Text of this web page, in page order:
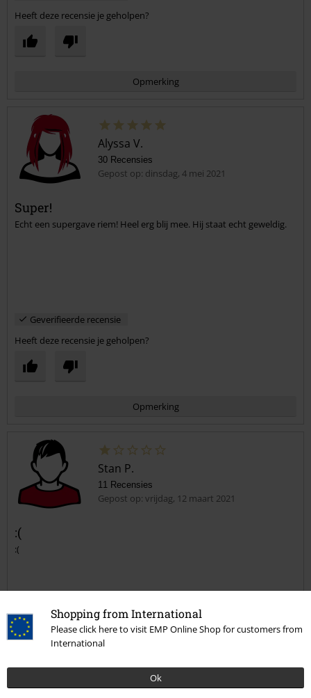
Shopping from International
Please click here to visit EMP Online Shop for customers from
International
Ok
Heeft deze recensie je geholpen?
Opmerking
Commentaar versturen
Alyssa V.
30 Recensies
Gepost op: dinsdag, 4 mei 2021
Super!
Echt een supergave riem! Heel erg blij mee. Hij staat echt geweldig.
Geverifieerde recensie
Heeft deze recensie je geholpen?
Opmerking
Stan P.
11 Recensies
Gepost op: vrijdag, 12 maart 2021
:(
:(
Geverifieerde recensie
Heeft deze recensie je geholpen?